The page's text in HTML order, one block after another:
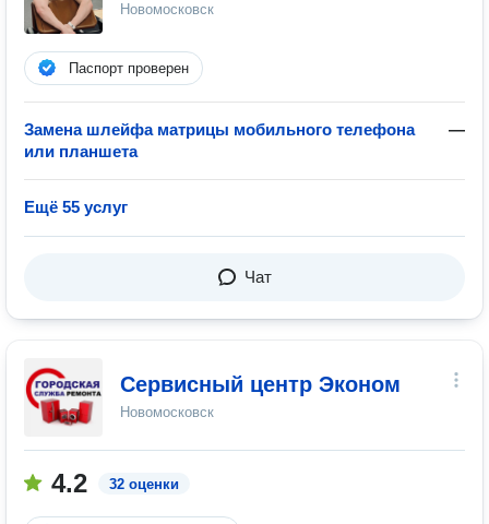
Новомосковск
Паспорт проверен
Замена шлейфа матрицы мобильного телефона
или планшета
—
Ещё 55 услуг
Чат
Сервисный центр Эконом
Новомосковск
4.2 32 оценки